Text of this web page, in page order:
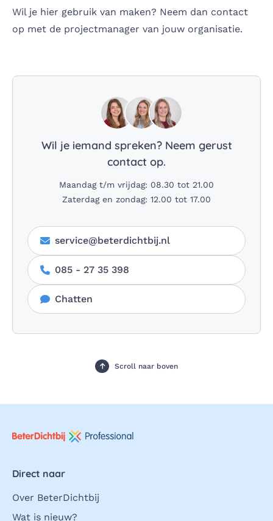
Wil je hier gebruik van maken? Neem dan contact
op met de projectmanager van jouw organisatie.
Wil je iemand spreken? Neem gerust
contact op.
Maandag t/m vrijdag: 08.30 tot 21.00
Zaterdag en zondag: 12.00 tot 17.00
service@beterdichtbij.nl
085 - 27 35 398
Chatten
Scroll naar boven
Direct naar
Over BeterDichtbij
Wat is nieuw?